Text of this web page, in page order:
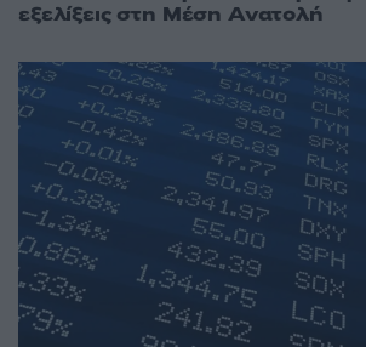
εξελίξεις στη Μέση Ανατολή